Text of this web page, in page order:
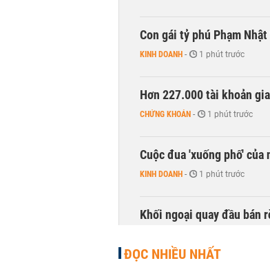
Con gái tỷ phú Phạm
KINH DOANH - 1 phút trước
Hơn 227.000 tài khoản
CHỨNG KHOÁN - 1 phút trước
Cuộc đua 'xuống phố' của
KINH DOANH - 1 phút trước
Khối ngoại quay đầu bán
ĐỌC NHIỀU NHẤT